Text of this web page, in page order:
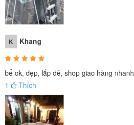
K Khang
bể ok, đẹp, lắp dễ, shop giao hàng nhanh
1
Thích